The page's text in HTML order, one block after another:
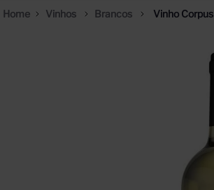
Vinhos Brancos Vinho